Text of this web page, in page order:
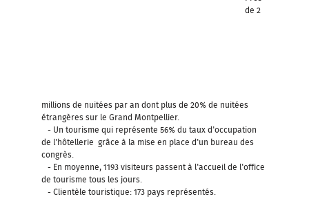
de 2
millions de nuitées par an dont plus de 20% de nuitées
étrangères sur le Grand Montpellier.
- Un tourisme qui représente 56% du taux d'occupation
de l'hôtellerie grâce à la mise en place d'un bureau des
congrès.
- En moyenne, 1193 visiteurs passent à l'accueil de l'office
de tourisme tous les jours.
- Clientèle touristique: 173 pays représentés.